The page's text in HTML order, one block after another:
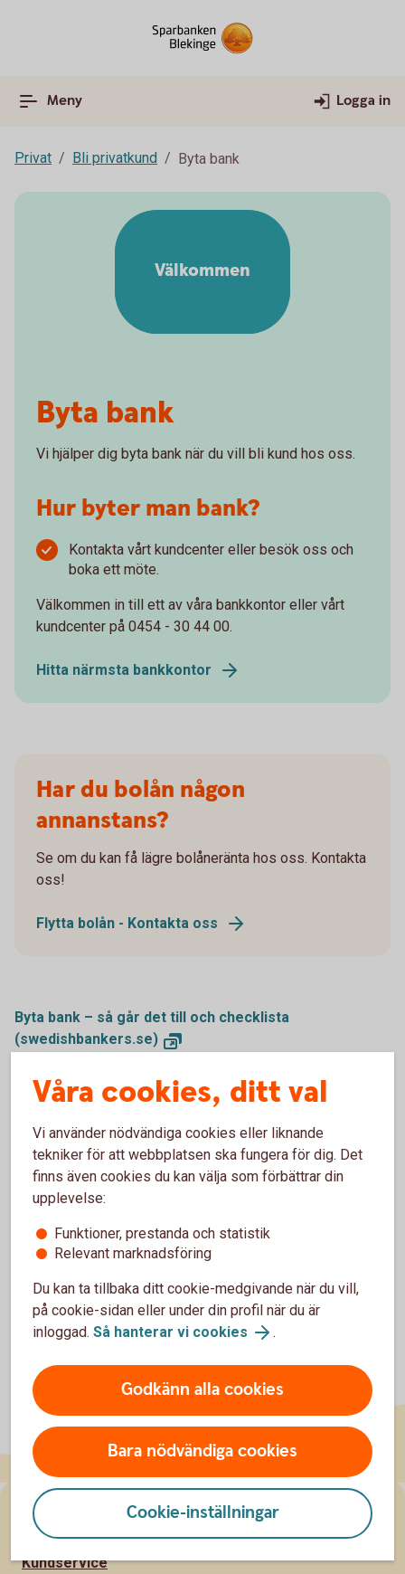
Meny Logga in
Privat Bli privatkund Byta bank
Byta bank
Vi hjälper dig byta bank när du vill bli kund hos oss.
Hur byter man bank?
Kontakta vårt kundcenter eller besök oss och
boka ett möte.
Välkommen in till ett av våra bankkontor eller vårt
kundcenter på 0454 - 30 44 00.
Hitta närmsta bankkontor
Välkommen
Har du bolån någon
annanstans?
Se om du kan få lägre bolåneränta hos oss. Kontakta
oss!
Flytta bolån - Kontakta oss
Byta bank – så går det till och checklista
(swedishbankers.se)
För att se detta innehåll behöver du först
godkänna cookies för Funktioner, prestanda
Inställningar för cookies
Våra cookies, ditt val
Vi använder nödvändiga cookies eller liknande
tekniker för att webbplatsen ska fungera för dig. Det
finns även cookies du kan välja som förbättrar din
upplevelse:
Funktioner, prestanda och statistik
Relevant marknadsföring
Du kan ta tillbaka ditt cookie-medgivande när du vill,
på cookie-sidan eller under din profil när du är
inloggad. Så hanterar vi cookies .
Godkänn alla cookies
Bara nödvändiga cookies
Cookie-inställningar
Sidfot
Hitta snabbt
Kundservice